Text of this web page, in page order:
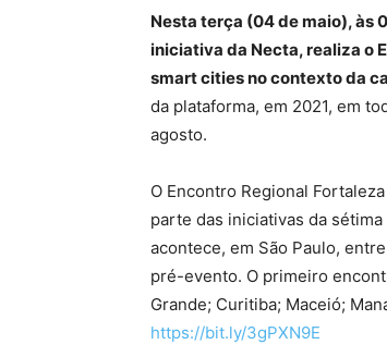
Nesta terça (04 de maio), às
iniciativa da Necta, realiza o
smart cities no contexto da
da plataforma, em 2021, em
agosto.
O Encontro Regional
parte das iniciativas da
acontece, em São Paulo,
pré-evento. O primeiro
Grande; Curitiba; Maceió;
https://bit.ly/3gPXN9E